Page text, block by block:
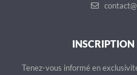
INSCRIPTION
Tenez-vous informé en